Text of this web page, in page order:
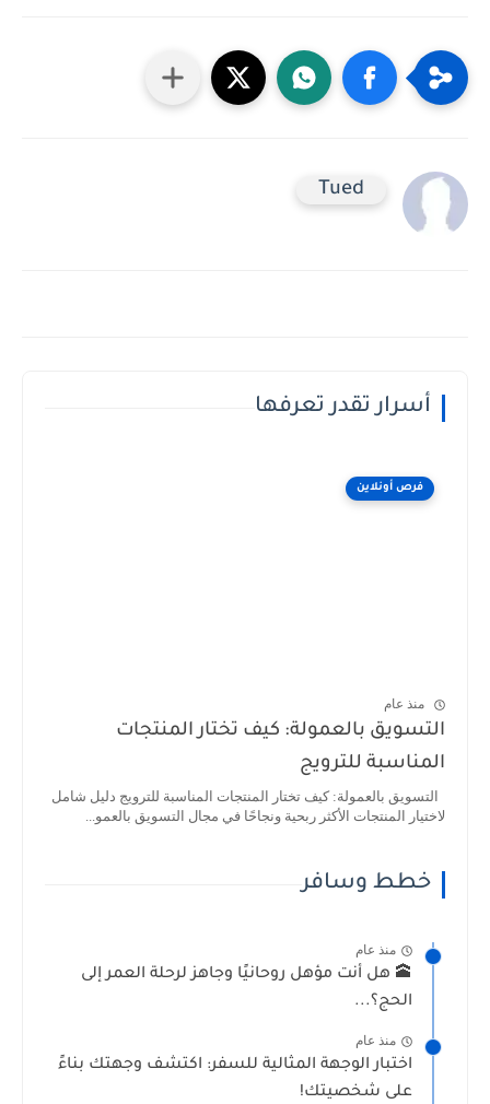
Tued
أسرار تقدر تعرفها
فرص أونلاين
منذ عام
التسويق بالعمولة: كيف تختار المنتجات
المناسبة للترويج
التسويق بالعمولة: كيف تختار المنتجات المناسبة للترويج دليل شامل
لاختيار المنتجات الأكثر ربحية ونجاحًا في مجال التسويق بالعمو...
خطط وسافر
منذ عام
🕋 هل أنت مؤهل روحانيًا وجاهز لرحلة العمر إلى
الحج؟...
منذ عام
اختبار الوجهة المثالية للسفر: اكتشف وجهتك بناءً
على شخصيتك!